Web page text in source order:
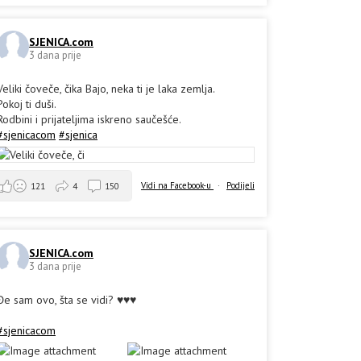
SJENICA.com
3 dana prije
čoveče, čika Bajo, neka ti je laka zemlja.
ti duši.
i prijateljima iskreno saučešće.
#sjenica
Vidi na Facebook-u · Podijeli
121 4 150
SJENICA.com
3 dana prije
sam ovo, šta se vidi? ♥️♥️♥️